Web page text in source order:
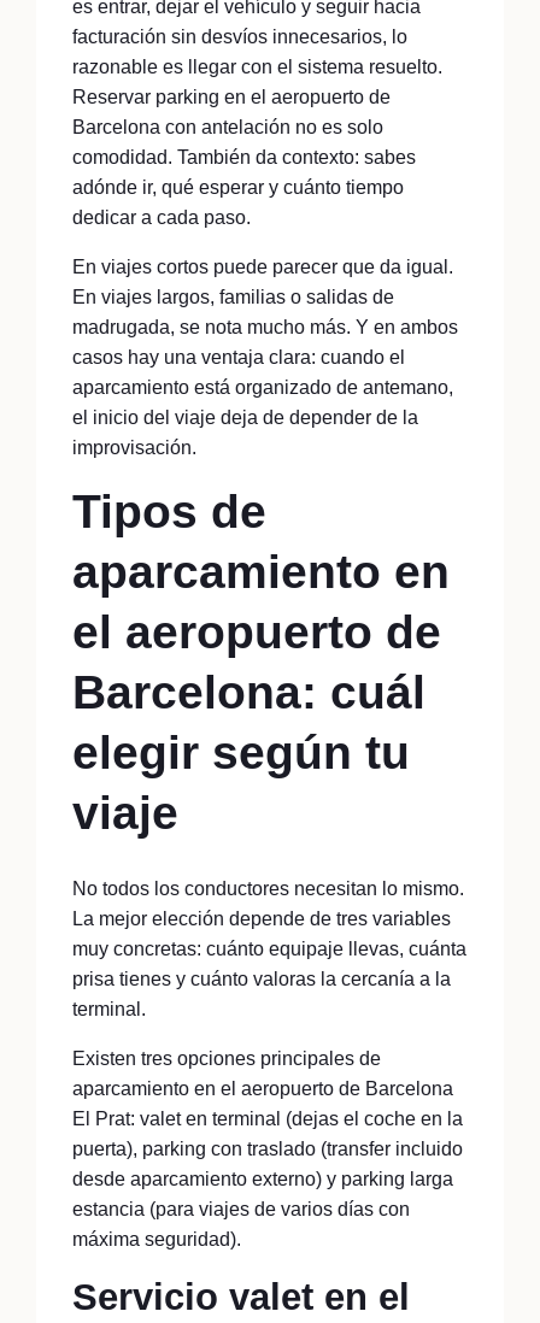
es entrar, dejar el vehículo y seguir hacia
facturación sin desvíos innecesarios, lo
razonable es llegar con el sistema resuelto.
Reservar parking en el aeropuerto de
Barcelona con antelación no es solo
comodidad. También da contexto: sabes
adónde ir, qué esperar y cuánto tiempo
dedicar a cada paso.
En viajes cortos puede parecer que da igual.
En viajes largos, familias o salidas de
madrugada, se nota mucho más. Y en ambos
casos hay una ventaja clara: cuando el
aparcamiento está organizado de antemano,
el inicio del viaje deja de depender de la
improvisación.
Tipos de
aparcamiento en
el aeropuerto de
Barcelona: cuál
elegir según tu
viaje
No todos los conductores necesitan lo mismo.
La mejor elección depende de tres variables
muy concretas: cuánto equipaje llevas, cuánta
prisa tienes y cuánto valoras la cercanía a la
terminal.
Existen tres opciones principales de
aparcamiento en el aeropuerto de Barcelona
El Prat: valet en terminal (dejas el coche en la
puerta), parking con traslado (transfer incluido
desde aparcamiento externo) y parking larga
estancia (para viajes de varios días con
máxima seguridad).
Servicio valet en el